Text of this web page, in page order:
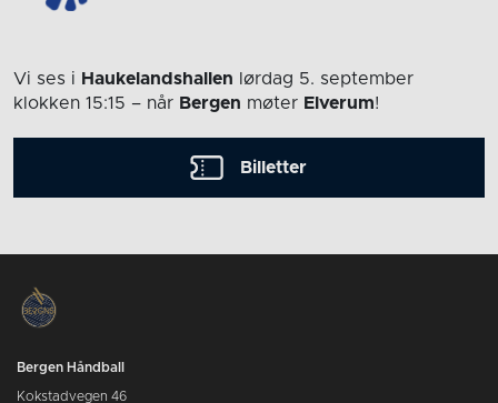
Vi ses i Haukelandshallen lørdag 5. september
klokken 15:15 – når Bergen møter Elverum!
Billetter
Bergen Håndball
Kokstadvegen 46